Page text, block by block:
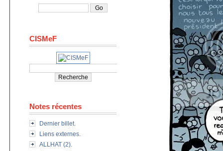
CISMeF
Notes récentes
Dernier billet.
Liens externes.
ALLHAT (2).